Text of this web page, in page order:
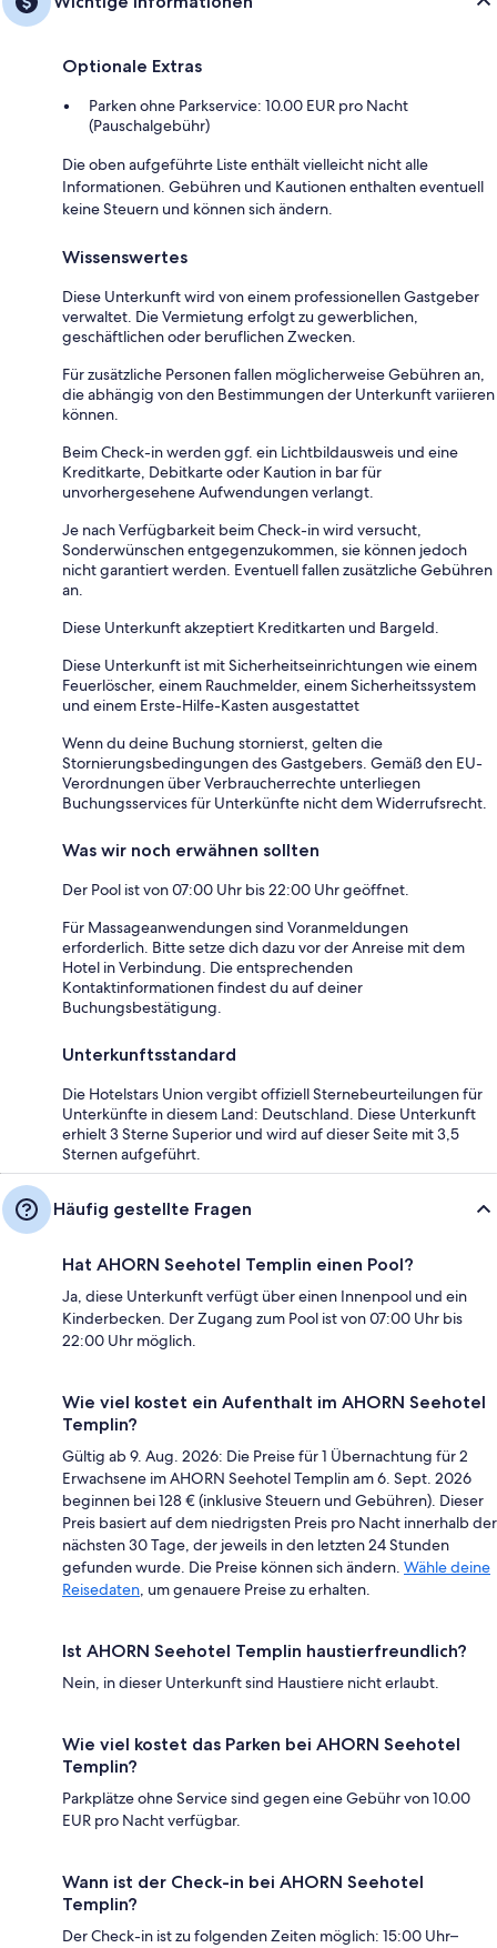
Optionale Extras
Parken ohne Parkservice: 10.00 EUR pro Nacht
(Pauschalgebühr)
Die oben aufgeführte Liste enthält vielleicht nicht alle
Informationen. Gebühren und Kautionen enthalten eventuell
keine Steuern und können sich ändern.
Wissenswertes
Diese Unterkunft wird von einem professionellen Gastgeber
verwaltet. Die Vermietung erfolgt zu gewerblichen,
geschäftlichen oder beruflichen Zwecken.
Für zusätzliche Personen fallen möglicherweise Gebühren an,
die abhängig von den Bestimmungen der Unterkunft variieren
können.
Beim Check-in werden ggf. ein Lichtbildausweis und eine
Kreditkarte, Debitkarte oder Kaution in bar für
unvorhergesehene Aufwendungen verlangt.
Je nach Verfügbarkeit beim Check-in wird versucht,
Sonderwünschen entgegenzukommen, sie können jedoch
nicht garantiert werden. Eventuell fallen zusätzliche Gebühren
an.
Diese Unterkunft akzeptiert Kreditkarten und Bargeld.
Diese Unterkunft ist mit Sicherheitseinrichtungen wie einem
Feuerlöscher, einem Rauchmelder, einem Sicherheitssystem
und einem Erste-Hilfe-Kasten ausgestattet
Wenn du deine Buchung stornierst, gelten die
Stornierungsbedingungen des Gastgebers. Gemäß den EU-
Verordnungen über Verbraucherrechte unterliegen
Buchungsservices für Unterkünfte nicht dem Widerrufsrecht.
Was wir noch erwähnen sollten
Der Pool ist von 07:00 Uhr bis 22:00 Uhr geöffnet.
Für Massageanwendungen sind Voranmeldungen
erforderlich. Bitte setze dich dazu vor der Anreise mit dem
Hotel in Verbindung. Die entsprechenden
Kontaktinformationen findest du auf deiner
Buchungsbestätigung.
Unterkunftsstandard
Die Hotelstars Union vergibt offiziell Sternebeurteilungen für
Unterkünfte in diesem Land: Deutschland. Diese Unterkunft
erhielt 3 Sterne Superior und wird auf dieser Seite mit 3,5
Sternen aufgeführt.
Häufig gestellte Fragen
Hat AHORN Seehotel Templin einen Pool?
Ja, diese Unterkunft verfügt über einen Innenpool und ein
Kinderbecken. Der Zugang zum Pool ist von 07:00 Uhr bis
22:00 Uhr möglich.
Wie viel kostet ein Aufenthalt im AHORN Seehotel
Templin?
Gültig ab 9. Aug. 2026: Die Preise für 1 Übernachtung für 2
Erwachsene im AHORN Seehotel Templin am 6. Sept. 2026
beginnen bei 128 € (inklusive Steuern und Gebühren). Dieser
Preis basiert auf dem niedrigsten Preis pro Nacht innerhalb der
nächsten 30 Tage, der jeweils in den letzten 24 Stunden
gefunden wurde. Die Preise können sich ändern. Wähle deine
Reisedaten, um genauere Preise zu erhalten.
Ist AHORN Seehotel Templin haustierfreundlich?
Nein, in dieser Unterkunft sind Haustiere nicht erlaubt.
Wie viel kostet das Parken bei AHORN Seehotel
Templin?
Parkplätze ohne Service sind gegen eine Gebühr von 10.00
EUR pro Nacht verfügbar.
Wann ist der Check-in bei AHORN Seehotel
Templin?
Der Check-in ist zu folgenden Zeiten möglich: 15:00 Uhr–